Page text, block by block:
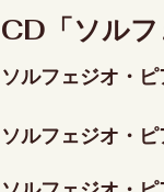
CD「ソル
ソルフェジオ・
ソルフェジオ・